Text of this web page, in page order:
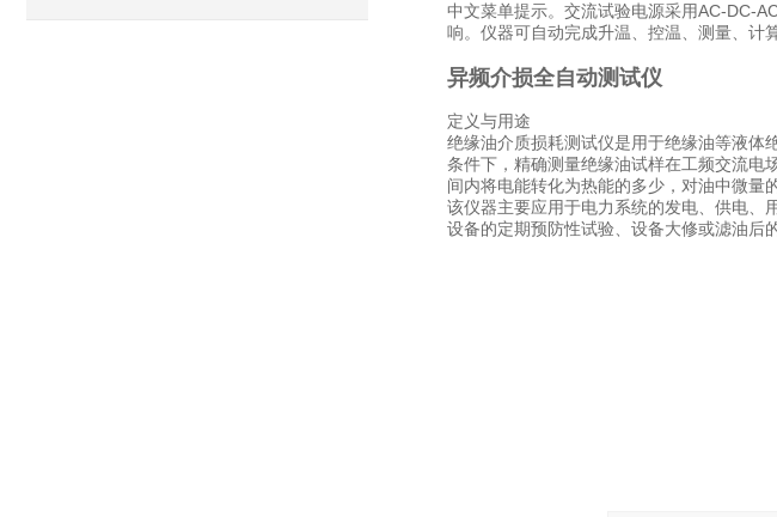
中文菜单提示。交流试验电源采用AC-DC-
响。仪器可自动完成升温、控温、测量、计
异频介损全自动测试仪
定义与用途
绝缘油介质损耗测试仪是用于绝缘油等液体
条件下，精确测量绝缘油试样在工频交流电
间内将电能转化为热能的多少，对油中微量
该仪器主要应用于电力系统的发电、供电、
设备的定期预防性试验、设备大修或滤油后